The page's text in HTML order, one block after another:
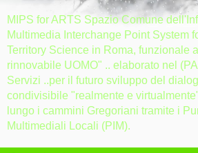
MIPS for ARTS Spazio Comune
Multimedia Interchange Point System
Territory Science in Roma, funzionale
rinnovabile UOMO" .. elaborato nel
Servizi ..per il futuro sviluppo del
condivisibile "realmente e
lungo i cammini Gregoriani tramite i
Multimediali Locali (PIM).